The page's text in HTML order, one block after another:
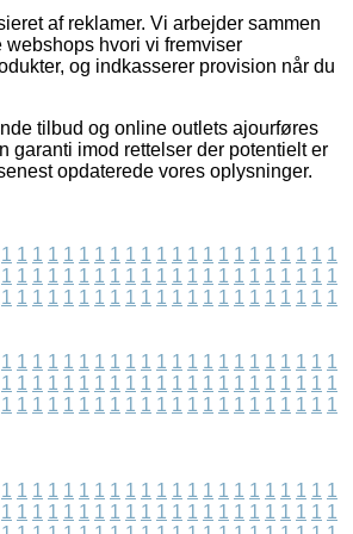
af reklamer. Vi arbejder sammen
webshops hvori vi fremviser
og indkasserer provision når du
tilbud og online outlets ajourføres
garanti imod rettelser der potentielt er
opdaterede vores oplysninger.
1 1 1 1 1 1 1 1 1 1 1 1 1 1 1 1 1 1 1 1 1 1
1 1 1 1 1 1 1 1 1 1 1 1 1 1 1 1 1 1 1 1 1 1
1 1 1 1 1 1 1 1 1 1 1 1 1 1 1 1 1 1 1 1 1 1
1 1 1 1 1 1 1 1 1 1 1 1 1 1 1 1 1 1 1 1 1 1
1 1 1 1 1 1 1 1 1 1 1 1 1 1 1 1 1 1 1 1 1 1
1 1 1 1 1 1 1 1 1 1 1 1 1 1 1 1 1 1 1 1 1 1
1 1 1 1 1 1 1 1 1 1 1 1 1 1 1 1 1 1 1 1 1 1
1 1 1 1 1 1 1 1 1 1 1 1 1 1 1 1 1 1 1 1 1 1